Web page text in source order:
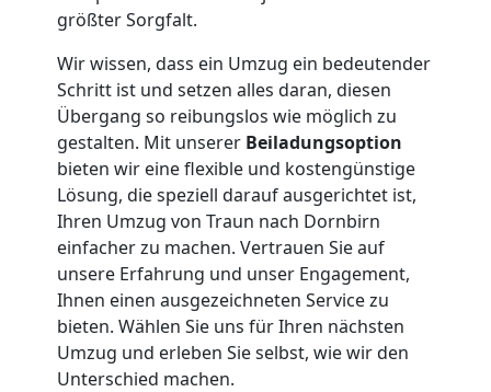
größter Sorgfalt.
Wir wissen, dass ein Umzug ein bedeutender
Schritt ist und setzen alles daran, diesen
Übergang so reibungslos wie möglich zu
gestalten. Mit unserer Beiladungsoption
bieten wir eine flexible und kostengünstige
Lösung, die speziell darauf ausgerichtet ist,
Ihren Umzug von Traun nach Dornbirn
einfacher zu machen. Vertrauen Sie auf
unsere Erfahrung und unser Engagement,
Ihnen einen ausgezeichneten Service zu
bieten. Wählen Sie uns für Ihren nächsten
Umzug und erleben Sie selbst, wie wir den
Unterschied machen.
Traun
Umzug
für
Senioren
Traun